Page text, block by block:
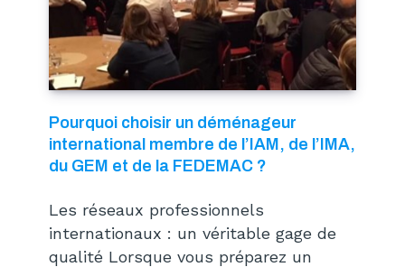
Pourquoi choisir un déménageur
international membre de l’IAM, de l’IMA,
du GEM et de la FEDEMAC ?
Les réseaux professionnels
internationaux : un véritable gage de
qualité Lorsque vous préparez un